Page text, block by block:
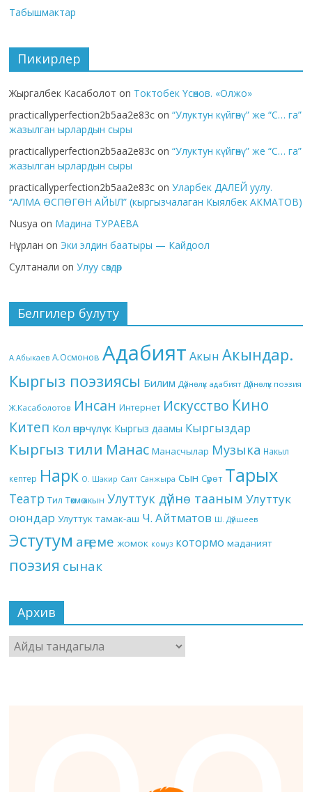
Табышмактар
Пикирлер
Жыргалбек Касаболот on Токтобек Үсөнов. «Олжо»
practicallyperfection2b5aa2e83c on“Улуктун күйгөнү” же “С… га”
жазылган ырлардын сыры
practicallyperfection2b5aa2e83c on“Улуктун күйгөнү” же “С… га”
жазылган ырлардын сыры
practicallyperfection2b5aa2e83c onУларбек ДАЛЕЙ уулу.
“АЛМА ӨСПӨГӨН АЙЫЛ” (кыргызчалаган Кыялбек АКМАТОВ)
Nusya on Мадина ТУРАЕВА
Нұрлан on Эки элдин баатыры — Кайдоол
Султанали onУлуу сөздөр
Белгилер булуту
А.Абыкаев А.Осмонов Адабият Акын Акындар.
Кыргыз поэзиясы Билим Дүйнөлүк адабият Дүйнөлүк поэзия
Ж.Касаболотов Инсан Интернет Искусство Кино
Китеп Кол өнөрчүлүк Кыргыз даамы Кыргыздар
Кыргыз тили Манас Манасчылар Музыка Накыл
кептер Нарк О. Шакир Салт Санжыра Сын Сүрөт Тарых
Театр Тил Төкмө акын Улуттук дүйнө тааным Улуттук
оюндар Улуттук тамак-аш Ч. Айтматов Ш. Дүйшеев
Эстутум аңгеме жомок комуз котормо маданият
поэзия сынак
Архив
Архив